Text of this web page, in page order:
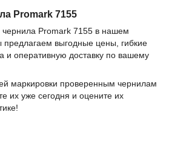
Promark 7155
Promark 7155 в нашем
предлагаем выгодные цены, гибкие
и оперативную доставку по вашему
маркировки проверенным чернилам
их уже сегодня и оцените их